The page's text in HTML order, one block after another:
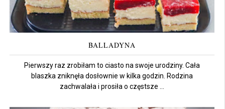
BALLADYNA
Pierwszy raz zrobiłam to ciasto na swoje urodziny. Cała
blaszka zniknęła dosłownie w kilka godzin. Rodzina
zachwalała i prosiła o częstsze ...